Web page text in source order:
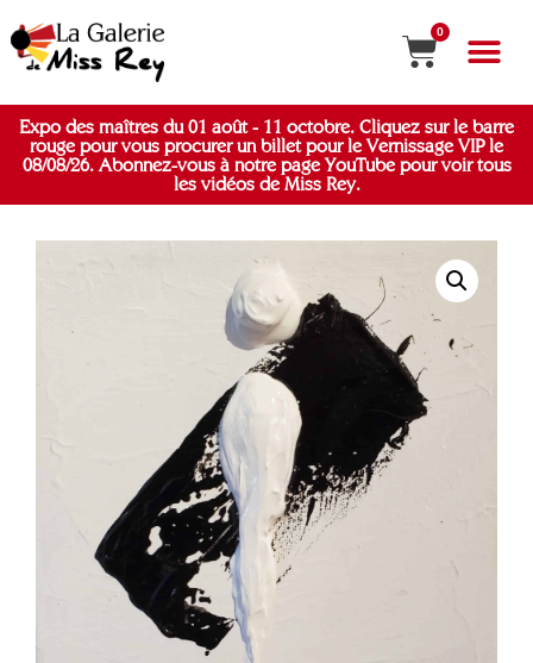
0
Expo des maîtres du 01 août - 11 octobre. Cliquez sur le barre
rouge pour vous procurer un billet pour le Vernissage VIP le
08/08/26. Abonnez-vous à notre page YouTube pour voir tous
les vidéos de Miss Rey.